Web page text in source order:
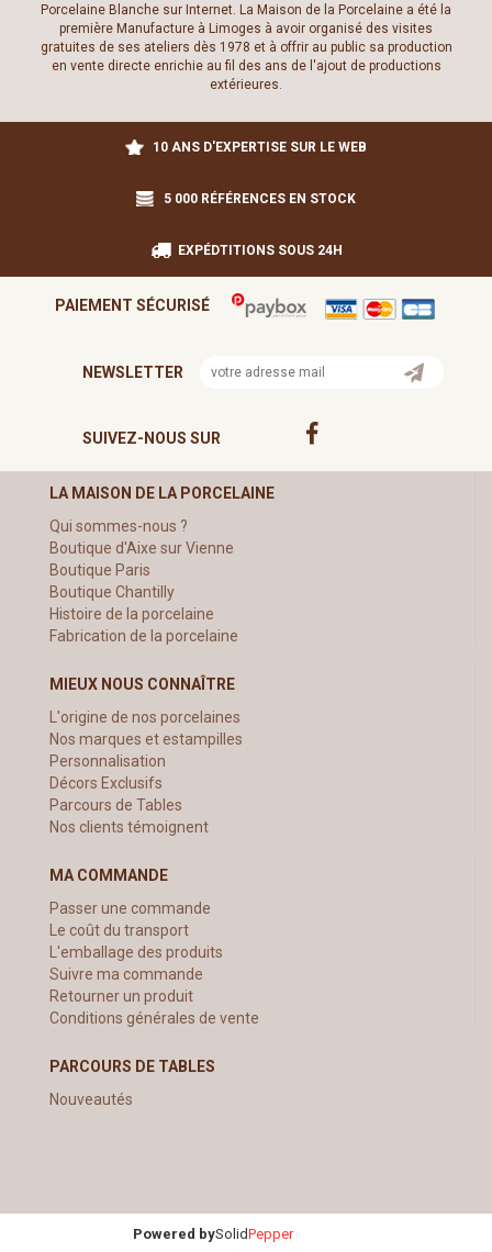
Porcelaine Blanche sur Internet. La Maison de la Porcelaine a été la
première Manufacture à Limoges à avoir organisé des visites
gratuites de ses ateliers dès 1978 et à offrir au public sa production
en vente directe enrichie au fil des ans de l'ajout de productions
extérieures.
10 ANS D'EXPERTISE SUR LE WEB
5 000 RÉFÉRENCES EN STOCK
EXPÉDTITIONS SOUS 24H
PAIEMENT SÉCURISÉ
NEWSLETTER
SUIVEZ-NOUS SUR
LA MAISON DE LA PORCELAINE
Qui sommes-nous ?
Boutique d'Aixe sur Vienne
Boutique Paris
Boutique Chantilly
Histoire de la porcelaine
Fabrication de la porcelaine
MIEUX NOUS CONNAÎTRE
L'origine de nos porcelaines
Nos marques et estampilles
Personnalisation
Décors Exclusifs
Parcours de Tables
Nos clients témoignent
MA COMMANDE
Passer une commande
Le coût du transport
L'emballage des produits
Suivre ma commande
Retourner un produit
Conditions générales de vente
PARCOURS DE TABLES
Nouveautés
Powered bySolidPepper